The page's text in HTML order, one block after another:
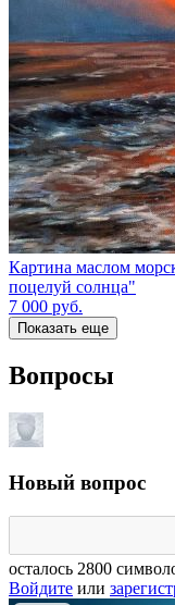
Картина маслом
поцелуй солнца"
7 000 руб.
Показать еще
Вопросы
Новый вопрос
осталось 2800
Войдите или